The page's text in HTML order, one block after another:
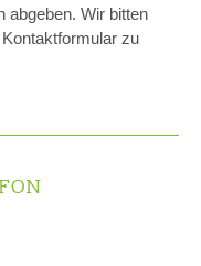
abgeben. Wir bitten
zu